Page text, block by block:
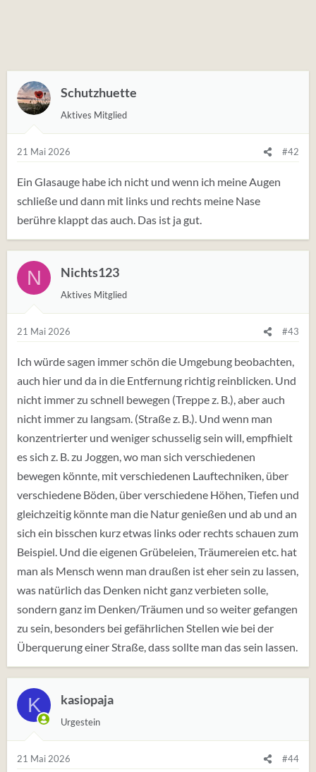
Schutzhuette
Aktives Mitglied
21 Mai 2026 #42
Ein Glasauge habe ich nicht und wenn ich meine Augen
schließe und dann mit links und rechts meine Nase
berühre klappt das auch. Das ist ja gut.
N Nichts123
Aktives Mitglied
21 Mai 2026 #43
Ich würde sagen immer schön die Umgebung beobachten,
auch hier und da in die Entfernung richtig reinblicken. Und
nicht immer zu schnell bewegen (Treppe z. B.), aber auch
nicht immer zu langsam. (Straße z. B.). Und wenn man
konzentrierter und weniger schusselig sein will, empfhielt
es sich z. B. zu Joggen, wo man sich verschiedenen
bewegen könnte, mit verschiedenen Lauftechniken, über
verschiedene Böden, über verschiedene Höhen, Tiefen und
gleichzeitig könnte man die Natur genießen und ab und an
sich ein bisschen kurz etwas links oder rechts schauen zum
Beispiel. Und die eigenen Grübeleien, Träumereien etc. hat
man als Mensch wenn man draußen ist eher sein zu lassen,
was natürlich das Denken nicht ganz verbieten solle,
sondern ganz im Denken/Träumen und so weiter gefangen
zu sein, besonders bei gefährlichen Stellen wie bei der
Überquerung einer Straße, dass sollte man das sein lassen.
K kasiopaja
Urgestein
21 Mai 2026 #44